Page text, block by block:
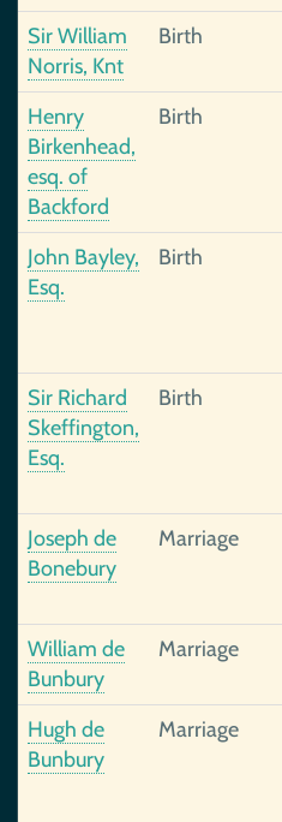
Sir William
Norris, Knt
Birth
Henry
Birkenhead,
esq. of
Backford
Birth
John Bayley,
Esq.
Birth
Sir Richard
Skeffington,
Esq.
Birth
Joseph de
Bonebury
Marriage
William de
Bunbury
Marriage
Hugh de
Bunbury
Marriage